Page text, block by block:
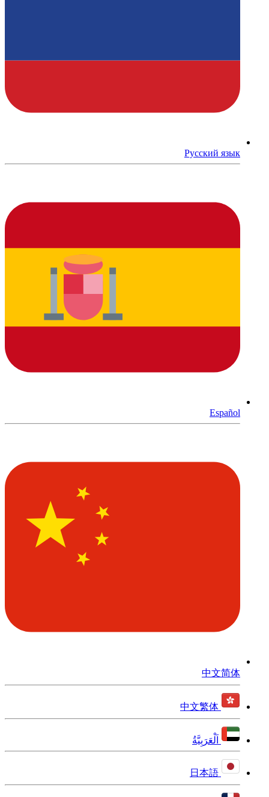
Русский язык
Español
中文简体
中文繁体
اَلْعَرَبِيَّةُ
日本語